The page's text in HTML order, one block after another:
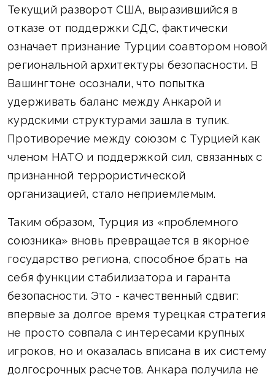
Текущий разворот США, выразившийся в
отказе от поддержки СДС, фактически
означает признание Турции соавтором новой
региональной архитектуры безопасности. В
Вашингтоне осознали, что попытка
удерживать баланс между Анкарой и
курдскими структурами зашла в тупик.
Противоречие между союзом с Турцией как
членом НАТО и поддержкой сил, связанных с
признанной террористической
организацией, стало неприемлемым.
Таким образом, Турция из «проблемного
союзника» вновь превращается в якорное
государство региона, способное брать на
себя функции стабилизатора и гаранта
безопасности. Это - качественный сдвиг:
впервые за долгое время турецкая стратегия
не просто совпала с интересами крупных
игроков, но и оказалась вписана в их систему
долгосрочных расчетов. Анкара получила не